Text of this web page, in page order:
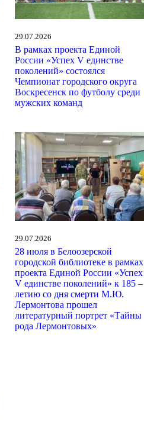
29.07.2026
В рамках проекта Единой
России «Успех V единстве
поколений» состоялся
Чемпионат городского округа
Воскресенск по футболу среди
мужских команд
29.07.2026
28 июля в Белоозерской
городской библиотеке в рамках
проекта Единой России «Успех
V единстве поколений» к 185 –
летию со дня смерти М.Ю.
Лермонтова прошел
литературный портрет «Тайны
рода Лермонтовых»